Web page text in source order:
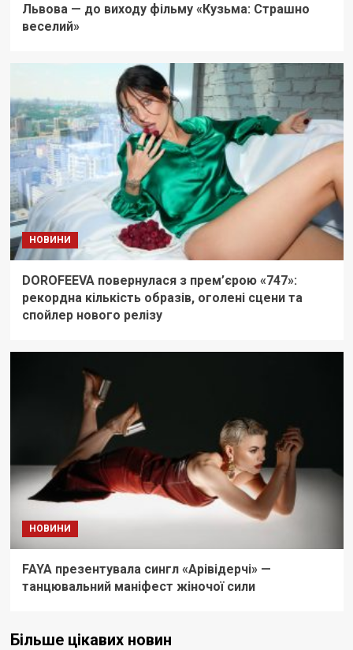
Львова — до виходу фільму «Кузьма: Страшно
веселий»
НОВИНИ
DOROFEEVA повернулася з прем’єрою «747»:
рекордна кількість образів, оголені сцени та
спойлер нового релізу
НОВИНИ
FAYA презентувала сингл «Арівідерчі» —
танцювальний маніфест жіночої сили
Більше цікавих новин